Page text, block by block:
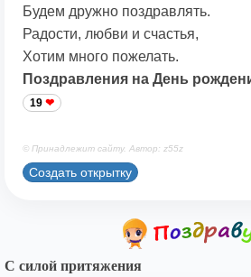
Будем дружно поздравлять.
Радости, любви и счастья,
Хотим много пожелать.
Поздравления на День
19
© Принадлежит сайту. Автор: z55z
Создать открытку
С силой притяжения